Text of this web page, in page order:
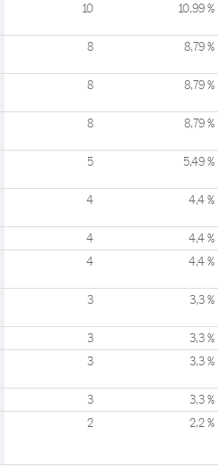
10 10,99 %
8 8,79 %
8 8,79 %
8 8,79 %
5 5,49 %
4 4,4 %
4 4,4 %
4 4,4 %
3 3,3 %
3 3,3 %
3 3,3 %
3 3,3 %
2 2,2 %